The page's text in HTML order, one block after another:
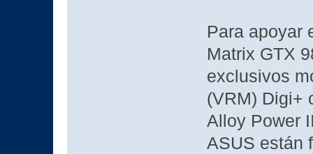
Para apoyar
Matrix GTX
exclusivos
(VRM) Digi+
Alloy Power
ASUS están